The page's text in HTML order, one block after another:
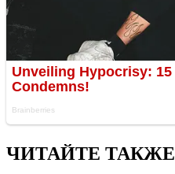
ЧИТАЙТЕ ТАКЖЕ